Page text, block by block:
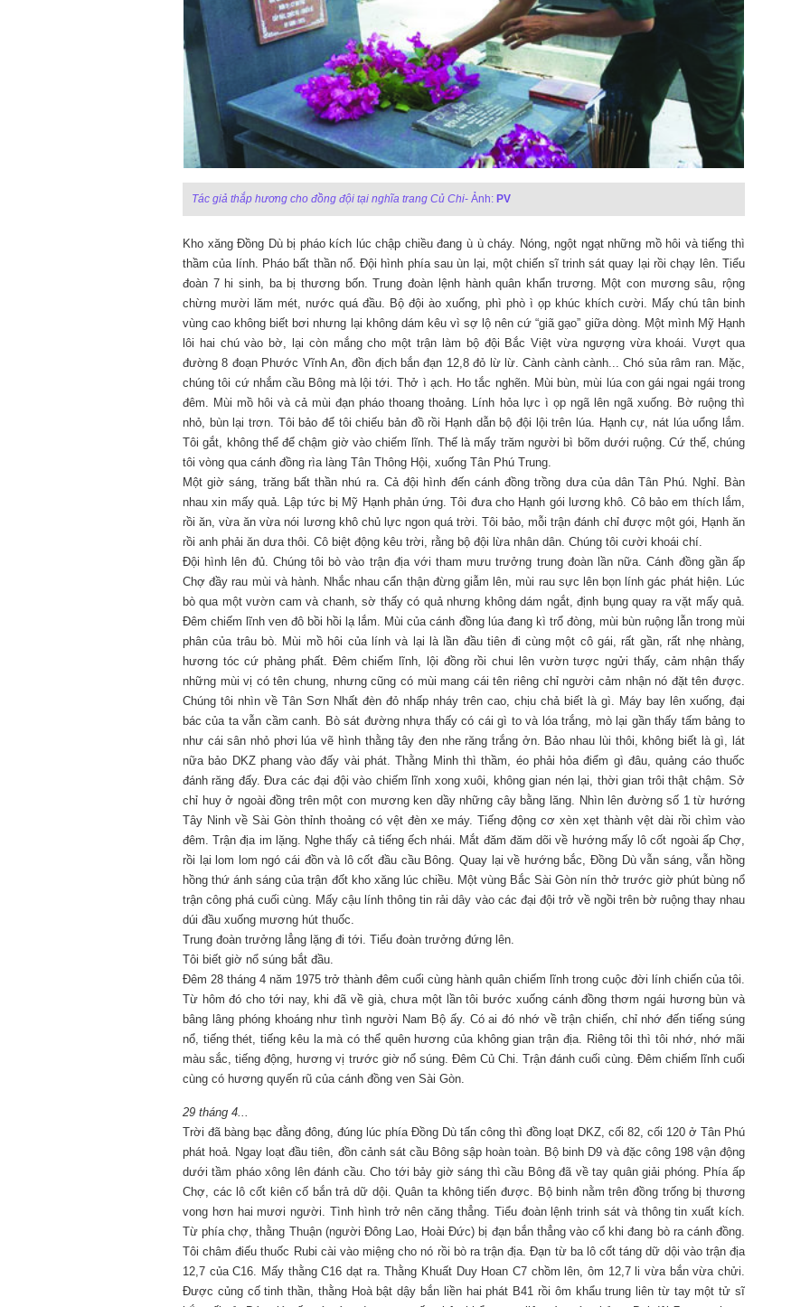
Tác giả thắp hương cho đồng đội tại nghĩa trang Củ Chi- Ảnh: PV
Kho xăng Đồng Dù bị pháo kích lúc chập chiều đang ù ù cháy. Nóng, ngột ngạt những mồ hôi và tiếng thì
thầm của lính. Pháo bất thần nổ. Đội hình phía sau ùn lại, một chiến sĩ trinh sát quay lại rồi chạy lên. Tiểu
đoàn 7 hi sinh, ba bị thương bốn. Trung đoàn lệnh hành quân khẩn trương. Một con mương sâu, rộng
chừng mười lăm mét, nước quá đầu. Bộ đội ào xuống, phì phò ì ọp khúc khích cười. Mấy chú tân binh
vùng cao không biết bơi nhưng lại không dám kêu vì sợ lộ nên cứ “giã gạo” giữa dòng. Một mình Mỹ Hạnh
lôi hai chú vào bờ, lại còn mắng cho một trận làm bộ đội Bắc Việt vừa ngượng vừa khoái. Vượt qua
đường 8 đoạn Phước Vĩnh An, đồn địch bắn đạn 12,8 đỏ lừ lừ. Cành cành cành... Chó sủa râm ran. Mặc,
chúng tôi cứ nhắm cầu Bông mà lội tới. Thở ì ạch. Ho tắc nghẽn. Mùi bùn, mùi lúa con gái ngai ngái trong
đêm. Mùi mồ hôi và cả mùi đạn pháo thoang thoảng. Lính hỏa lực ì ọp ngã lên ngã xuống. Bờ ruộng thì
nhỏ, bùn lại trơn. Tôi bảo để tôi chiếu bản đồ rồi Hạnh dẫn bộ đội lội trên lúa. Hạnh cự, nát lúa uổng lắm.
Tôi gắt, không thể để chậm giờ vào chiếm lĩnh. Thế là mấy trăm người bì bõm dưới ruộng. Cứ thế, chúng
tôi vòng qua cánh đồng rìa làng Tân Thông Hội, xuống Tân Phú Trung.
Một giờ sáng, trăng bất thần nhú ra. Cả đội hình đến cánh đồng trồng dưa của dân Tân Phú. Nghỉ. Bàn
nhau xin mấy quả. Lập tức bị Mỹ Hạnh phản ứng. Tôi đưa cho Hạnh gói lương khô. Cô bảo em thích lắm,
rồi ăn, vừa ăn vừa nói lương khô chủ lực ngon quá trời. Tôi bảo, mỗi trận đánh chỉ được một gói, Hạnh ăn
rồi anh phải ăn dưa thôi. Cô biệt động kêu trời, rằng bộ đội lừa nhân dân. Chúng tôi cười khoái chí.
Đội hình lên đủ. Chúng tôi bò vào trận địa với tham mưu trưởng trung đoàn lần nữa. Cánh đồng gần ấp
Chợ đầy rau mùi và hành. Nhắc nhau cẩn thận đừng giẫm lên, mùi rau sực lên bọn lính gác phát hiện. Lúc
bò qua một vườn cam và chanh, sờ thấy có quả nhưng không dám ngắt, định bụng quay ra vặt mấy quả.
Đêm chiếm lĩnh ven đô bồi hồi lạ lắm. Mùi của cánh đồng lúa đang kì trổ đòng, mùi bùn ruộng lẫn trong mùi
phân của trâu bò. Mùi mồ hôi của lính và lại là lần đầu tiên đi cùng một cô gái, rất gần, rất nhẹ nhàng,
hương tóc cứ phảng phất. Đêm chiếm lĩnh, lội đồng rồi chui lên vườn tược ngửi thấy, cảm nhận thấy
những mùi vị có tên chung, nhưng cũng có mùi mang cái tên riêng chỉ người cảm nhận nó đặt tên được.
Chúng tôi nhìn về Tân Sơn Nhất đèn đỏ nhấp nháy trên cao, chịu chả biết là gì. Máy bay lên xuống, đại
bác của ta vẫn cầm canh. Bò sát đường nhựa thấy có cái gì to và lóa trắng, mò lại gần thấy tấm bảng to
như cái sân nhỏ phơi lúa vẽ hình thằng tây đen nhe răng trắng ởn. Bảo nhau lùi thôi, không biết là gì, lát
nữa bảo DKZ phang vào đấy vài phát. Thằng Minh thì thầm, éo phải hỏa điểm gì đâu, quảng cáo thuốc
đánh răng đấy. Đưa các đại đội vào chiếm lĩnh xong xuôi, không gian nén lại, thời gian trôi thật chậm. Sở
chỉ huy ở ngoài đồng trên một con mương ken dầy những cây bằng lăng. Nhìn lên đường số 1 từ hướng
Tây Ninh về Sài Gòn thỉnh thoảng có vệt đèn xe máy. Tiếng động cơ xèn xẹt thành vệt dài rồi chìm vào
đêm. Trận địa im lặng. Nghe thấy cả tiếng ếch nhái. Mắt đăm đăm dõi về hướng mấy lô cốt ngoài ấp Chợ,
rồi lại lom lom ngó cái đồn và lô cốt đầu cầu Bông. Quay lại về hướng bắc, Đồng Dù vẫn sáng, vẫn hồng
hồng thứ ánh sáng của trận đốt kho xăng lúc chiều. Một vùng Bắc Sài Gòn nín thở trước giờ phút bùng nổ
trận công phá cuối cùng. Mấy cậu lính thông tin rải dây vào các đại đội trở về ngồi trên bờ ruộng thay nhau
dúi đầu xuống mương hút thuốc.
Trung đoàn trưởng lẳng lặng đi tới. Tiểu đoàn trưởng đứng lên.
Tôi biết giờ nổ súng bắt đầu.
Đêm 28 tháng 4 năm 1975 trở thành đêm cuối cùng hành quân chiếm lĩnh trong cuộc đời lính chiến của tôi.
Từ hôm đó cho tới nay, khi đã về già, chưa một lần tôi bước xuống cánh đồng thơm ngái hương bùn và
bâng lâng phóng khoáng như tình người Nam Bộ ấy. Có ai đó nhớ về trận chiến, chỉ nhớ đến tiếng súng
nổ, tiếng thét, tiếng kêu la mà có thể quên hương của không gian trận địa. Riêng tôi thì tôi nhớ, nhớ mãi
màu sắc, tiếng động, hương vị trước giờ nổ súng. Đêm Củ Chi. Trận đánh cuối cùng. Đêm chiếm lĩnh cuối
cùng có hương quyến rũ của cánh đồng ven Sài Gòn.
29 tháng 4...
Trời đã bàng bạc đằng đông, đúng lúc phía Đồng Dù tấn công thì đồng loạt DKZ, cối 82, cối 120 ở Tân Phú
phát hoả. Ngay loạt đầu tiên, đồn cảnh sát cầu Bông sập hoàn toàn. Bộ binh D9 và đặc công 198 vận động
dưới tầm pháo xông lên đánh cầu. Cho tới bảy giờ sáng thì cầu Bông đã về tay quân giải phóng. Phía ấp
Chợ, các lô cốt kiên cố bắn trả dữ dội. Quân ta không tiến được. Bộ binh nằm trên đồng trống bị thương
vong hơn hai mươi người. Tình hình trở nên căng thẳng. Tiểu đoàn lệnh trinh sát và thông tin xuất kích.
Từ phía chợ, thằng Thuận (người Đông Lao, Hoài Đức) bị đạn bắn thẳng vào cổ khi đang bò ra cánh đồng.
Tôi châm điếu thuốc Rubi cài vào miệng cho nó rồi bò ra trận địa. Đạn từ ba lô cốt táng dữ dội vào trận địa
12,7 của C16. Mấy thằng C16 dạt ra. Thằng Khuất Duy Hoan C7 chồm lên, ôm 12,7 li vừa bắn vừa chửi.
Được củng cố tinh thần, thằng Hoà bật dậy bắn liền hai phát B41 rồi ôm khẩu trung liên từ tay một tử sĩ